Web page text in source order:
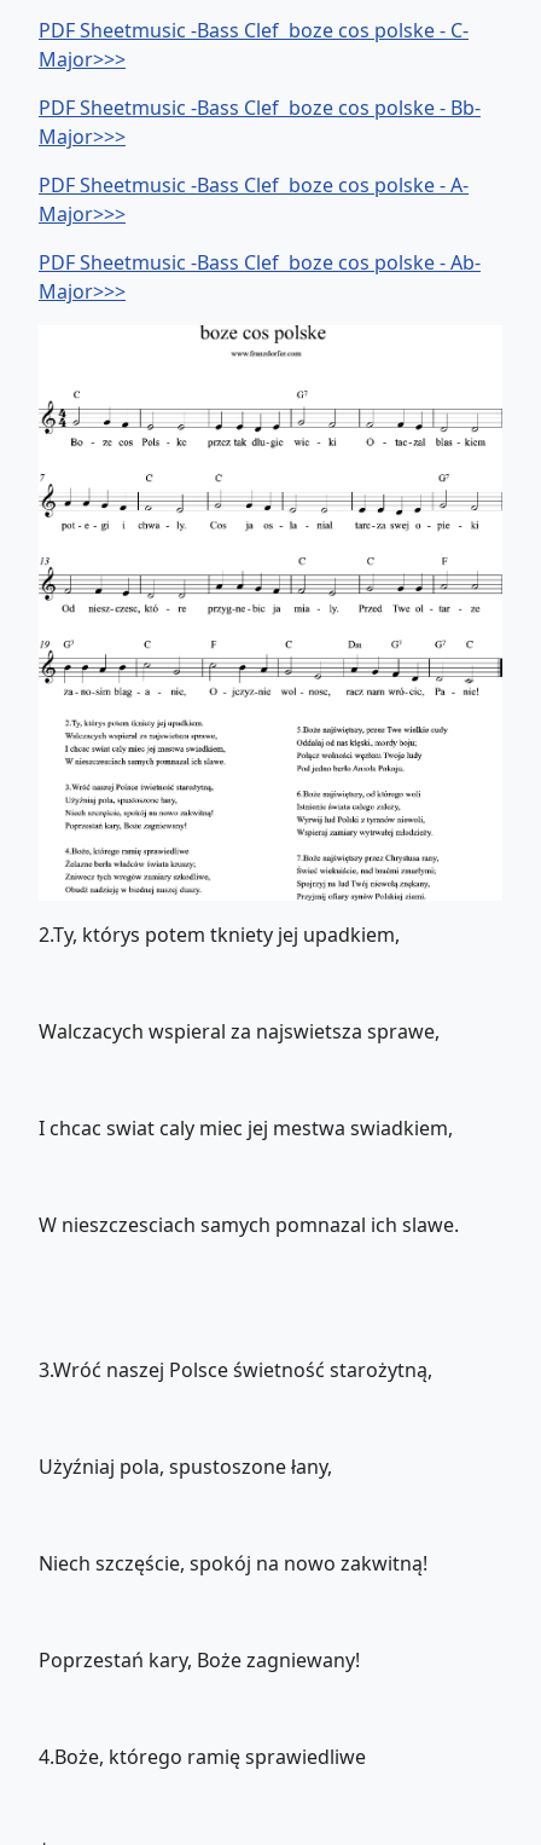
PDF Sheetmusic -Bass Clef boze cos polske - C-
Major>>>
PDF Sheetmusic -Bass Clef boze cos polske - Bb-
Major>>>
PDF Sheetmusic -Bass Clef boze cos polske - A-
Major>>>
PDF Sheetmusic -Bass Clef boze cos polske - Ab-
Major>>>
2.Ty, którys potem tkniety jej upadkiem,
Walczacych wspieral za najswietsza sprawe,
I chcac swiat caly miec jej mestwa swiadkiem,
W nieszczesciach samych pomnazal ich slawe.
3.Wróć naszej Polsce świetność starożytną,
Użyźniaj pola, spustoszone łany,
Niech szczęście, spokój na nowo zakwitną!
Poprzestań kary, Boże zagniewany!
4.Boże, którego ramię sprawiedliwe